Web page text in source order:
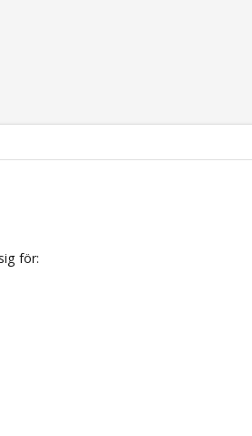
för: